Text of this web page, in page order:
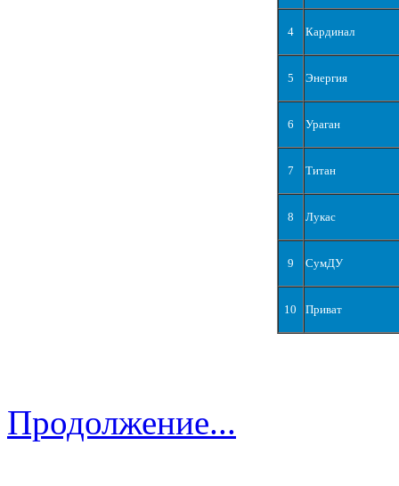
4 Кардинал
5 Энергия
6 Ураган
7 Титан
8 Лукас
9 СумДУ
10 Приват
Продолжение...